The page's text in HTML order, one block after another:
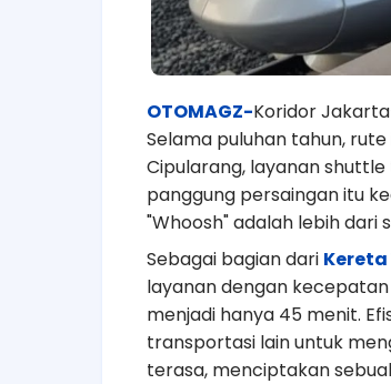
OTOMAGZ-Koridor
Selama puluhan tahun,
Cipularang, layanan
panggung persaingan itu
"Whoosh" adalah lebih dari
Sebagai bagian dari
layanan dengan
menjadi hanya 45 menit.
transportasi lain untuk
terasa, menciptakan